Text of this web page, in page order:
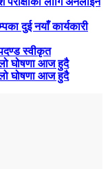
दुई नयाँ कार्यकारी
स्वीकृत
घोषणा आज हुदै
घोषणा आज हुदै